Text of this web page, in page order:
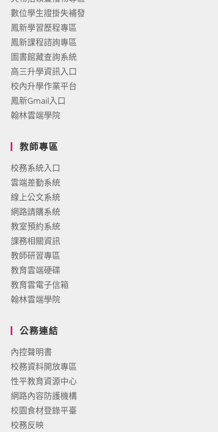
數位學生證掛失補發
鳳新學習歷程專區
鳳新課程諮詢專區
圖書館藏查詢系統
高三升學資訊入口
校內升學作業平台
鳳新Gmail入口
翰林雲端學院
教師專區
校務系統入口
雲端差勤系統
線上公文系統
網路請購系統
教室預約系統
課務相關資訊
教師研習專區
教育雲端硬碟
教育雲電子信箱
翰林雲端學院
公務連結
內控聲明書
校務資料開放專區
性平教育資源中心
網路內容防護機構
校園食材登錄平臺
校務反映